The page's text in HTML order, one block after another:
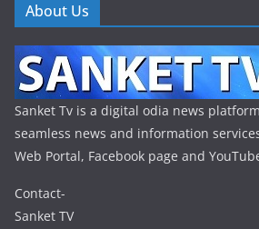
About Us
Sanket Tv is a digital odia news
seamless news and information
Web Portal, Facebook page and
Contact-
Sanket TV